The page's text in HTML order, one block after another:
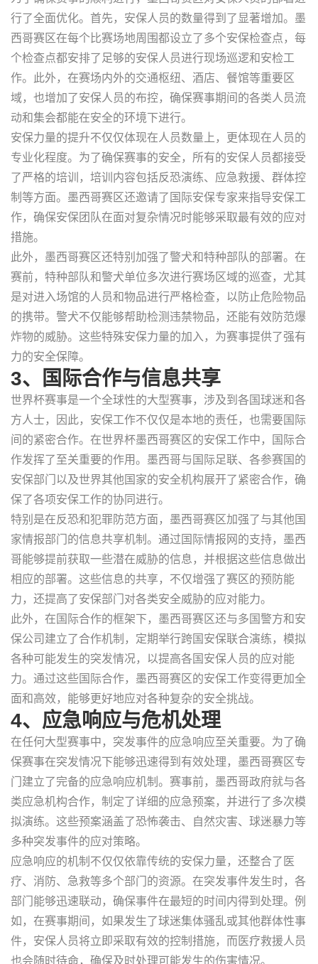
行了全面优化。首先，安保人员的数量得到了显著增加。墨
西哥赛区在每个比赛场地周围都设立了多个安保检查点，每
个检查点都安排了足够的安保人员进行现场巡逻和安检工
作。此外，在赛场内外的交通枢纽、酒店、餐馆等重要区
域，也增加了安保人员的布控，确保赛事期间的各类人员流
动和集会都能在安全的环境下进行。
安保力量的提升不仅仅体现在人员数量上，更体现在人员的
专业化程度。为了确保赛事的安全，所有的安保人员都接受
了严格的培训，培训内容包括反恐演练、应急救援、群体控
制等方面。墨西哥赛区还邀请了国际安保专家来指导安保工
作，确保安保团队在面对复杂情况时能够采取最有效的应对
措施。
此外，墨西哥赛区还特别加强了警犬和特种部队的部署。在
赛前，特种部队和警犬单位多次进行赛场区域的巡查，尤其
是对进入场馆的人员和物品进行严格检查，以防止危险物品
的携带。警犬不仅能够帮助检测违禁物品，还能有效防范爆
炸物的威胁。这些特殊安保力量的加入，为赛事提供了强有
力的安全保障。
3、国际合作与信息共享
世界杯赛事是一个全球性的大型赛事，涉及到各国球迷和各
方人士，因此，安保工作不仅仅是本地的责任，也需要国际
间的紧密合作。在世界杯墨西哥赛区的安保工作中，国际合
作发挥了至关重要的作用。墨西哥与国际足联、各参赛国的
安保部门以及世界其他国家的安全机构展开了紧密合作，确
保了各项安保工作的协同进行。
特别是在反恐和犯罪防范方面，墨西哥赛区加强了与其他国
家情报部门的信息共享机制。通过国际情报网的支持，墨西
哥能够提前获取一些潜在威胁的信息，并根据这些信息做出
相应的部署。这些信息的共享，不仅增强了赛区的预防能
力，还提高了安保部门对各类安全威胁的应对能力。
此外，在国际合作的框架下，墨西哥赛区还与多国警方和安
保公司建立了合作机制，定期举行跨国安保联合演练，模拟
各种可能发生的突发情况，以提高各国安保人员的应对能
力。通过这些国际合作，墨西哥赛区的安保工作变得更加全
面和高效，能够更好地应对各种复杂的安全挑战。
4、应急响应与危机处理
在任何大型赛事中，突发事件的应急响应至关重要。为了确
保赛事在突发情况下能够迅速得到有效处理，墨西哥赛区专
门建立了完备的应急响应机制。赛事前，墨西哥政府就与各
类应急机构合作，制定了详细的应急预案，并进行了多次模
拟演练。这些预案涵盖了恐怖袭击、自然灾害、球迷暴力等
多种突发事件的应对策略。
应急响应的机制不仅仅依靠传统的安保力量，还整合了医
疗、消防、急救等多个部门的资源。在突发事件发生时，各
部门能够迅速联动，确保事件在最短的时间内得到处理。例
如，在赛事期间，如果发生了球迷集体骚乱或其他群体性事
件，安保人员将立即采取有效的控制措施，而医疗救援人员
也会随时待命，确保及时处理可能发生的伤害情况。